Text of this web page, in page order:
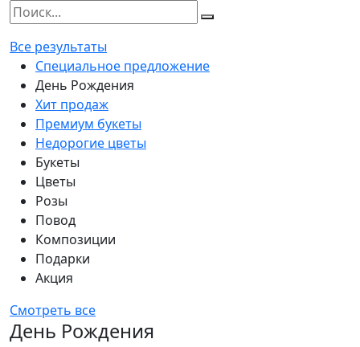
Все результаты
Специальное предложение
День Рождения
Хит продаж
Премиум букеты
Недорогие цветы
Букеты
Цветы
Розы
Повод
Композиции
Подарки
Акция
Смотреть все
День Рождения